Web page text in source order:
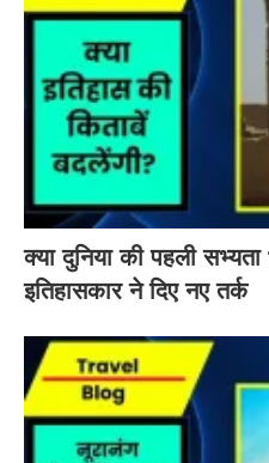
क्या दुनिया की पहली
इतिहासकार ने दिए नए तर्क